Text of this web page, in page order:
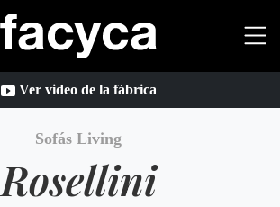
Ver video de la fábrica
Sofás Living
Rosellini